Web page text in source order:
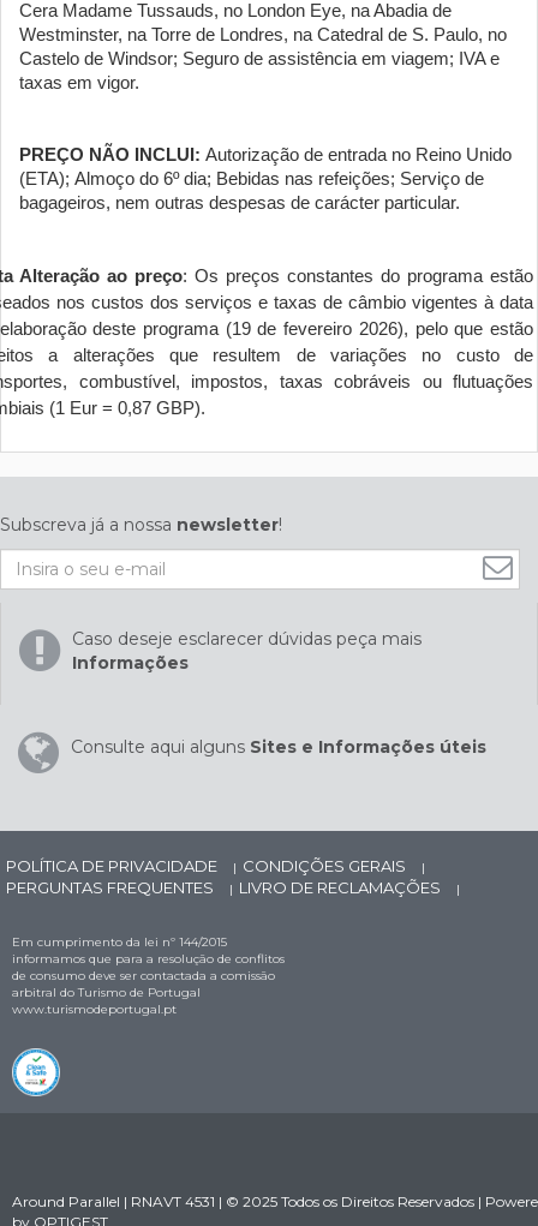
Cera Madame Tussauds, no London Eye, na Abadia de
Westminster, na Torre de Londres, na Catedral de S. Paulo, no
Castelo de Windsor; Seguro de assistência em viagem; IVA e
taxas em vigor.
PREÇO NÃO INCLUI: Autorização de entrada no Reino Unido
(ETA); Almoço do 6º dia; Bebidas nas refeições; Serviço de
bagageiros, nem outras despesas de carácter particular.
Alteração ao preço: Os preços constantes do programa estão
nos custos dos serviços e taxas de câmbio vigentes à data
deste programa (19 de fevereiro 2026), pelo que estão
a alterações que resultem de variações no custo de
combustível, impostos, taxas cobráveis ou flutuações
(1 Eur = 0,87 GBP).
Subscreva já a nossa newsletter!
Caso deseje esclarecer dúvidas peça mais
Informações
Consulte aqui alguns Sites e Informações úteis
POLÍTICA DE PRIVACIDADE | CONDIÇÕES GERAIS |
PERGUNTAS FREQUENTES | LIVRO DE RECLAMAÇÕES |
Em cumprimento da lei nº 144/2015
informamos que para a resolução de conflitos
de consumo deve ser contactada a comissão
arbitral do Turismo de Portugal
www.turismodeportugal.pt
Around Parallel | RNAVT 4531 | © 2025 Todos os Direitos Reservados |
by OPTIGEST